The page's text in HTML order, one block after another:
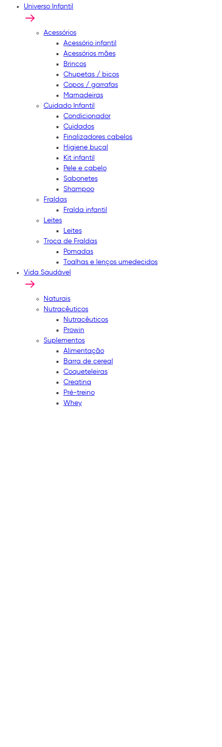
Universo Infantil
Acessórios
Acessório infantil
Acessórios mães
Brincos
Chupetas / bicos
Copos / garrafas
Mamadeiras
Cuidado Infantil
Condicionador
Cuidados
Finalizadores cabelos
Higiene bucal
Kit infantil
Pele e cabelo
Sabonetes
Shampoo
Fraldas
Fralda infantil
Leites
Leites
Troca de Fraldas
Pomadas
Toalhas e lenços umedecidos
Vida Saudável
Naturais
Nutracêuticos
Nutracêuticos
Prowin
Suplementos
Alimentação
Barra de cereal
Coqueteleiras
Creatina
Pré-treino
Whey